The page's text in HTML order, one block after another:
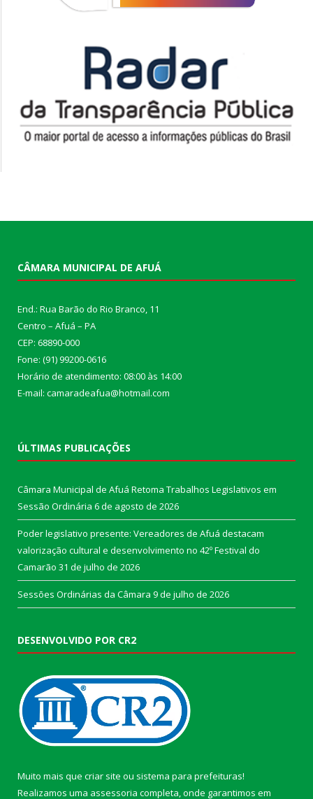
CÂMARA MUNICIPAL DE AFUÁ
End.: Rua Barão do Rio Branco, 11
Centro – Afuá – PA
CEP: 68890-000
Fone: (91) 99200-0616
Horário de atendimento: 08:00 às 14:00
E-mail: camaradeafua@hotmail.com
ÚLTIMAS PUBLICAÇÕES
Câmara Municipal de Afuá Retoma Trabalhos Legislativos em
Sessão Ordinária 6 de agosto de 2026
Poder legislativo presente: Vereadores de Afuá destacam
valorização cultural e desenvolvimento no 42º Festival do
Camarão 31 de julho de 2026
Sessões Ordinárias da Câmara 9 de julho de 2026
DESENVOLVIDO POR CR2
Muito mais que criar site ou sistema para prefeituras!
Realizamos uma assessoria completa, onde garantimos em